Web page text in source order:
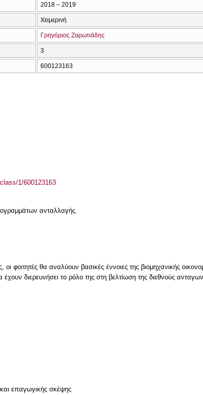
2018 – 2019
Χειμερινή
Γρηγόριος Ζαρωτιάδης
3
600123163
1/600123163
ανταλλαγής.
φοιτητές θα αναλύουν βασικές έννοιες της βιομηχανικής
διερευνήσει το ρόλο της στη βελτίωση της διεθνούς
επαγωγικής σκέψης